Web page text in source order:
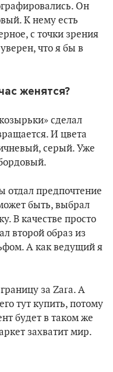
Он
К нему есть
с точки зрения
что я бы в
женятся?
сделал
И цвета
серый. Уже
отдал предпочтение
быть, выбрал
В качестве просто
второй образ из
А как ведущий я
за Zara. А
тут купить, потому
будет в таком же
захватит мир.